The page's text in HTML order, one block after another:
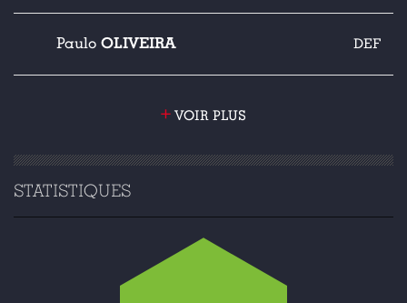
Paulo OLIVEIRA DEF
+ VOIR PLUS
STATISTIQUES